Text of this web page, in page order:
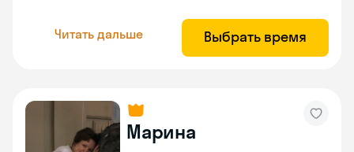
Читать дальше Выбрать время
Марина